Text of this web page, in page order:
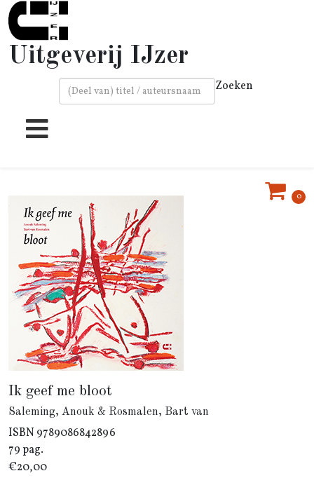
Uitgeverij IJzer
Zoeken
0
Ik geef me bloot
Saleming, Anouk & Rosmalen, Bart van
ISBN 9789086842896
79 pag.
€20,00